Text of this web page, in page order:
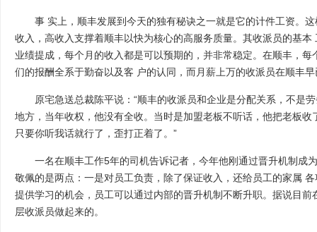
事 实上，顺丰发展到今天的独有秘诀之一就是它的计件工资。这
收入，高收入支撑着顺丰以快为核心的高服务质量。其收派员的基
业绩提成，每个月的收入都是可以预期的，并非常稳定。在顺丰，
们的报酬全系于勤奋以及客 户的认同，而月薪上万的收派员在顺丰
原宅急送总裁陈平说：“顺丰的收派员和企业是分配关系，不是劳
地方，当年收权，他没有全收。当时是加盟老板不听话，他把老板
只要你听我话就行了，歪打正着了。”
一名在顺丰工作5年的司机告诉记者，今年他刚通过晋升机制成
敬佩的是两点：一是对员工负责，除了保证收入，还给员工的家属
提供学习的机会，员工可以通过内部的晋升机制不断升职。据说目
层收派员做起来的。